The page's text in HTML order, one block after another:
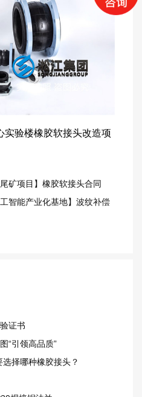
实验楼橡胶软接头改造项
矿项目】橡胶软接头合同
智能产业化基地】波纹补偿
证书
“引领高品质”
择哪种橡胶接头？